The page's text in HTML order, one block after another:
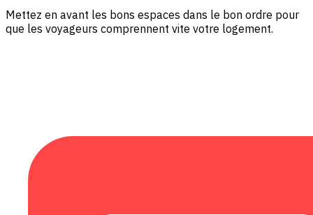
Mettez en avant les bons espaces dans le bon ordre pour
que les voyageurs comprennent vite votre logement.